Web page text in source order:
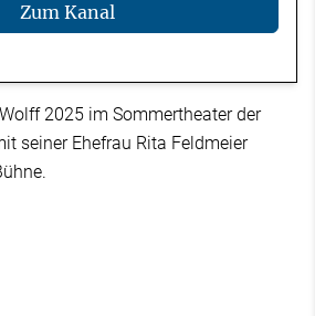
Zum Kanal
2025 im Sommertheater der
seiner Ehefrau Rita Feldmeier